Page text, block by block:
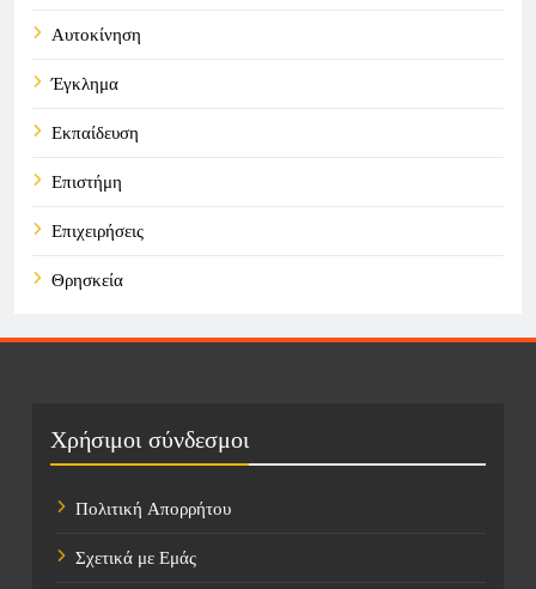
Αυτοκίνηση
Έγκλημα
Εκπαίδευση
Επιστήμη
Επιχειρήσεις
Θρησκεία
Πολιτική
Τοποθεσίες
Χρήσιμοι σύνδεσμοι
Πολιτική Απορρήτου
Σχετικά με Εμάς